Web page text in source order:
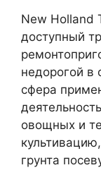
New Holland
доступный
недорогой в
сфера
овощных и
грунта